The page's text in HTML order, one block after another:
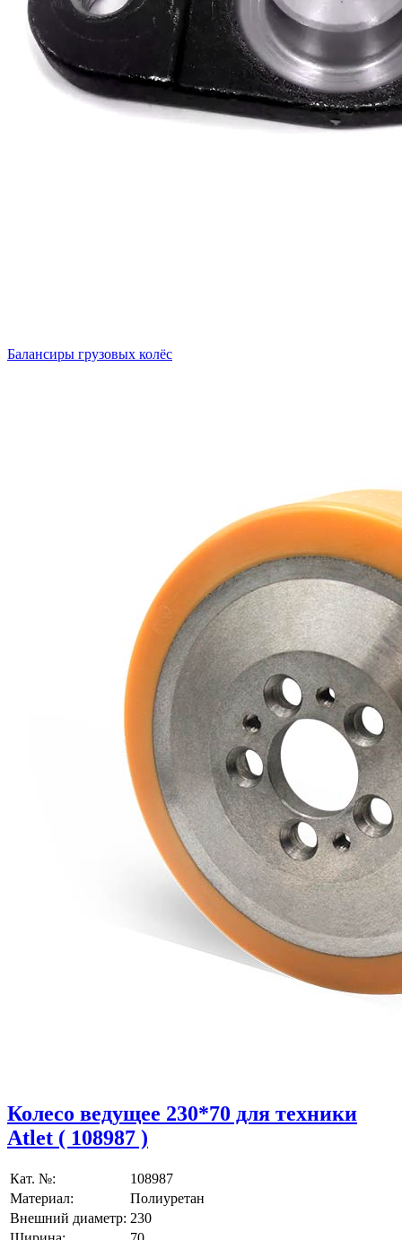
Балансиры грузовых колёс
Колесо ведущее 230*70 для техники
Atlet ( 108987 )
Кат. №:
108987
Материал:
Полиуретан
Внешний диаметр: 230